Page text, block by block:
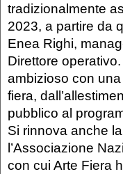
tradizionalmente
2023, a partire da
Enea Righi,
Direttore
ambizioso con
fiera,
pubblico al
Si rinnova anche
l’Associazione
con cui Arte Fiera